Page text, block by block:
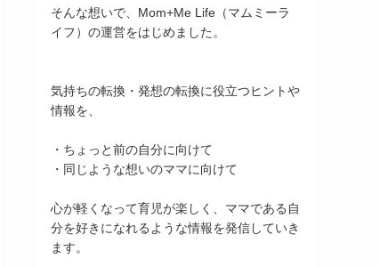
そんな想いで、Mom+Me Life（マムミーラ
イフ）の運営をはじめました。
気持ちの転換・発想の転換に役立つヒントや
情報を、
・ちょっと前の自分に向けて
・同じような想いのママに向けて
心が軽くなって育児が楽しく、ママである自
分を好きになれるような情報を発信していき
ます。